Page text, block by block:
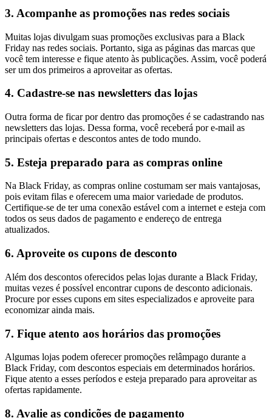
3. Acompanhe as promoções nas redes sociais
Muitas lojas divulgam suas promoções exclusivas para a Black
Friday nas redes sociais. Portanto, siga as páginas das marcas que
você tem interesse e fique atento às publicações. Assim, você poderá
ser um dos primeiros a aproveitar as ofertas.
4. Cadastre-se nas newsletters das lojas
Outra forma de ficar por dentro das promoções é se cadastrando nas
newsletters das lojas. Dessa forma, você receberá por e-mail as
principais ofertas e descontos antes de todo mundo.
5. Esteja preparado para as compras online
Na Black Friday, as compras online costumam ser mais vantajosas,
pois evitam filas e oferecem uma maior variedade de produtos.
Certifique-se de ter uma conexão estável com a internet e esteja com
todos os seus dados de pagamento e endereço de entrega
atualizados.
6. Aproveite os cupons de desconto
Além dos descontos oferecidos pelas lojas durante a Black Friday,
muitas vezes é possível encontrar cupons de desconto adicionais.
Procure por esses cupons em sites especializados e aproveite para
economizar ainda mais.
7. Fique atento aos horários das promoções
Algumas lojas podem oferecer promoções relâmpago durante a
Black Friday, com descontos especiais em determinados horários.
Fique atento a esses períodos e esteja preparado para aproveitar as
ofertas rapidamente.
8. Avalie as condições de pagamento